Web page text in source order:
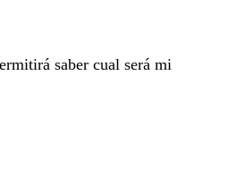
saber cual será mi